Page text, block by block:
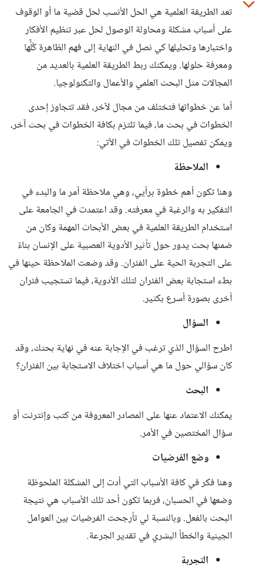
تعد الطريقة العلمية هي الحل الأنسب لحل قضية ما أو الوقوف
على أسباب مشكلة ومحاولة الوصول لحل عبر تنظيم الأفكار
واختبارها وتحليلها كي نصل في النهاية إلى فهم الظاهرة كُلََّها
ومعرفة حلولها. ويمكنك ربط الطريقة العلمية بالعديد من
المجالات مثل البحث العلمي والأعمال والتكنولوجيا.
أما عن خطواتها فتختلف من مجال لآخر، فقد تتجاوز إحدى
الخطوات في بحث ما، فيما تلتزم بكافة الخطوات في بحث آخر،
ويمكن تفصيل تلك الخطوات في الآتي:
الملاحظة
وهنا تكون أهم خطوة برأيي، وهي ملاحظة أمر ما والبدء في
التفكير به والرغبة في معرفته. وقد اعتمدت في الجامعة على
استخدام الطريقة العلمية في بعض الأبحاث المهمة وكان من
ضمنها بحث يدور حول تأثير الأدوية العصبية على الإنسان بناءً
على التجربة الحية على الفئران. وقد وضعت الملاحظة حينها في
بطء استجابة بعض الفئران لتلك الأدوية، فيما تستجيب فئران
أخرى بصورة أسرع بكثير.
السؤال
اطرح السؤال الذي ترغب في الإجابة عنه في نهاية بحثك، وقد
كان سؤالي حول ما هي أسباب اختلاف الاستجابة بين الفئران؟
البحث
يمكنك الاعتماد عنها على المصادر المعروفة من كتب وإنترنت أو
سؤال المختصين في الأمر.
وضع الفرضيات
وهنا فكر في كافة الأسباب التي أدت إلى المشكلة الملحوظة
وضعها في الحسبان، فربما تكون أحد تلك الأسباب هي نتيجة
البحث بالفعل. وبالنسبة لي تأرجحت الفرضيات بين العوامل
الجينية والخطأ البشري في تقدير الجرعة.
التجربة